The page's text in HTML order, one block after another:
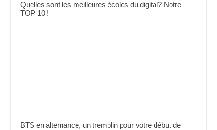
Quelles sont les meilleures écoles du digital? Notre
TOP 10 !
BTS en alternance, un tremplin pour votre début de